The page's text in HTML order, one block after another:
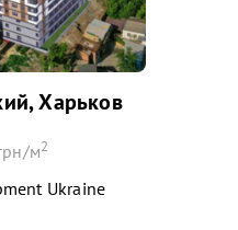
Харьков
м2
Ukraine